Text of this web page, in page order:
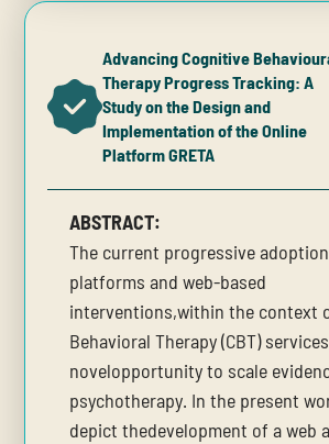
Advancing Cognitive
Therapy Progress Tracking: A
Study on the Design and
Implementation of the Online
Platform GRETA
ABSTRACT:
The current progressive
platforms and web-based
interventions,within the context
Behavioral Therapy (CBT)
novelopportunity to scale
psychotherapy. In the present
depict thedevelopment of a web